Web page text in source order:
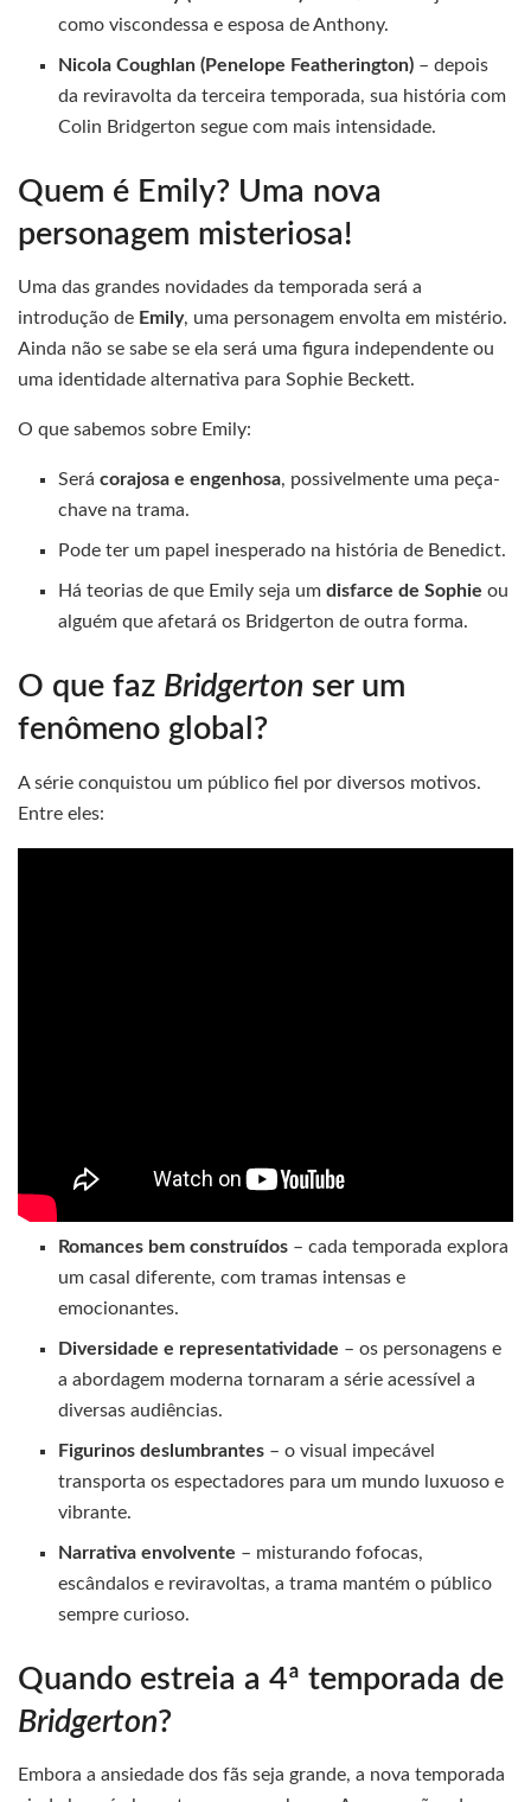
como viscondessa e esposa de Anthony.
Nicola Coughlan (Penelope Featherington) – depois
da reviravolta da terceira temporada, sua história com
Colin Bridgerton segue com mais intensidade.
Quem é Emily? Uma nova
personagem misteriosa!
Uma das grandes novidades da temporada será a
introdução de Emily, uma personagem envolta em mistério.
Ainda não se sabe se ela será uma figura independente ou
uma identidade alternativa para Sophie Beckett.
O que sabemos sobre Emily:
Serácorajosa e engenhosa, possivelmente uma peça-
chave na trama.
Pode ter um papel inesperado na história de Benedict.
Há teorias de que Emily seja umdisfarce de Sophie ou
alguém que afetará os Bridgerton de outra forma.
O que faz Bridgerton ser um
fenômeno global?
A série conquistou um público fiel por diversos motivos.
Entre eles:
Romances bem construídos – cada temporada explora
um casal diferente, com tramas intensas e
emocionantes.
Diversidade e representatividade – os personagens e
a abordagem moderna tornaram a série acessível a
diversas audiências.
Figurinos deslumbrantes – o visual impecável
transporta os espectadores para um mundo luxuoso e
vibrante.
Narrativa envolvente – misturando fofocas,
escândalos e reviravoltas, a trama mantém o público
sempre curioso.
Quando estreia a 4ª temporada de
Bridgerton?
Embora a ansiedade dos fãs seja grande, a nova temporada